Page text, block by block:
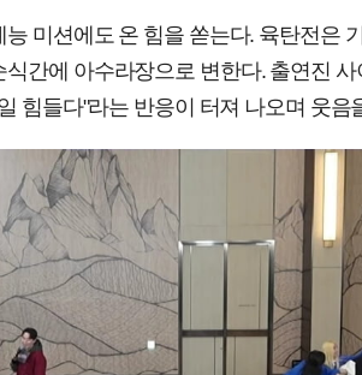
미션에도 온 힘을 쏟는다. 육탄전은
간에 아수라장으로 변한다. 출연진 사
힘들다"라는 반응이 터져 나오며 웃음